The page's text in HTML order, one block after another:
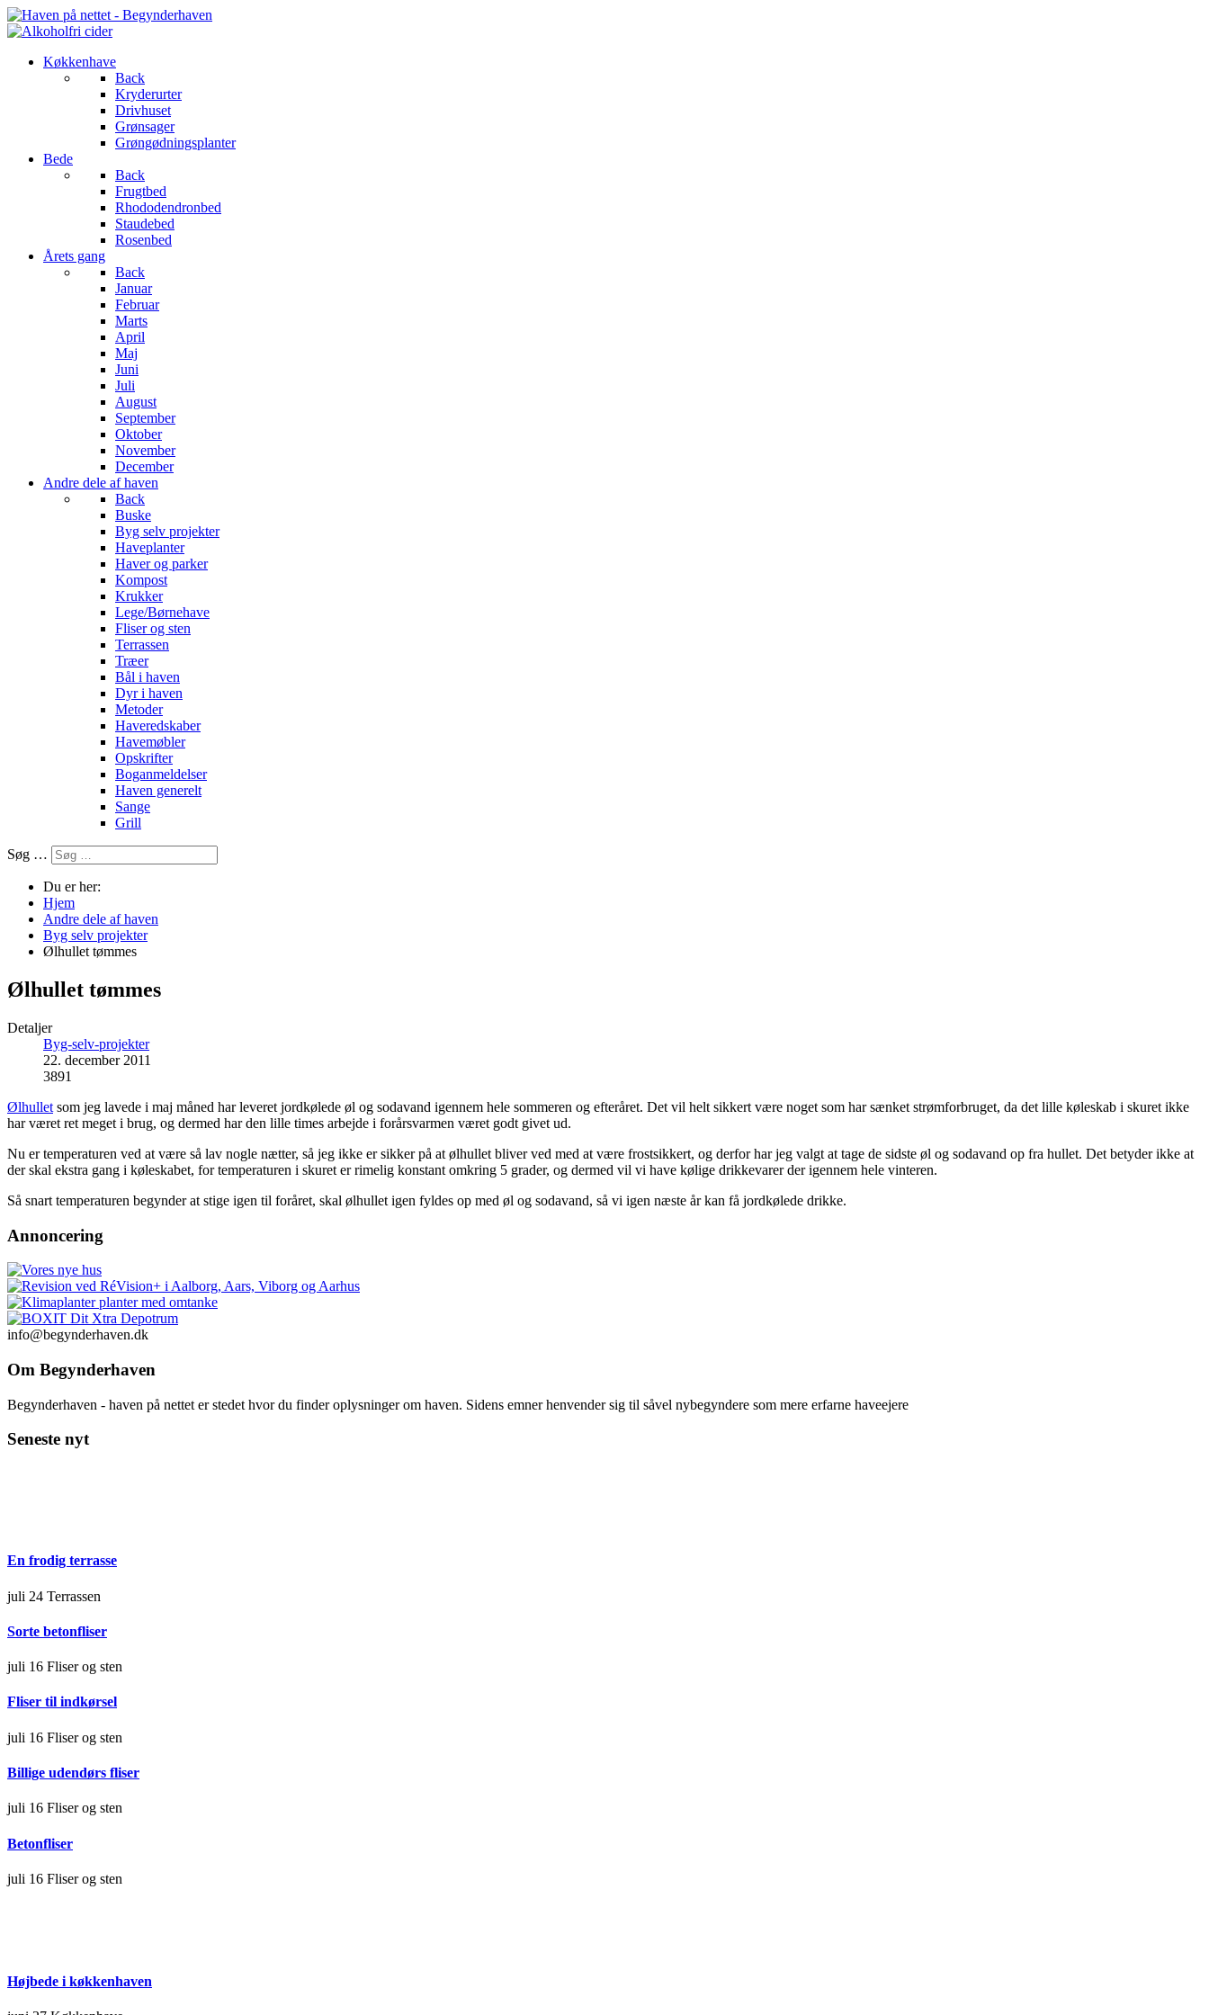
Køkkenhave
Back
Kryderurter
Drivhuset
Grønsager
Grøngødningsplanter
Bede
Back
Frugtbed
Rhododendronbed
Staudebed
Rosenbed
Årets gang
Back
Januar
Februar
Marts
April
Maj
Juni
Juli
August
September
Oktober
November
December
Andre dele af haven
Back
Buske
Byg selv projekter
Haveplanter
Haver og parker
Kompost
Krukker
Lege/Børnehave
Fliser og sten
Terrassen
Træer
Bål i haven
Dyr i haven
Metoder
Haveredskaber
Havemøbler
Opskrifter
Boganmeldelser
Haven generelt
Sange
Grill
Søg …
Du er her:
Hjem
Andre dele af haven
Byg selv projekter
Ølhullet tømmes
Ølhullet tømmes
Detaljer
Byg-selv-projekter
22. december 2011
3891
Ølhullet som jeg lavede i maj måned har leveret jordkølede øl og sodavand igennem hele sommeren og efteråret. Det vil helt sikkert være noget som har sænket strømforbruget, da det lille køleskab i skuret ikke
har været ret meget i brug, og dermed har den lille times arbejde i forårsvarmen været godt givet ud.
Nu er temperaturen ved at være så lav nogle nætter, så jeg ikke er sikker på at ølhullet bliver ved med at være frostsikkert, og derfor har jeg valgt at tage de sidste øl og sodavand op fra hullet. Det betyder ikke at
der skal ekstra gang i køleskabet, for temperaturen i skuret er rimelig konstant omkring 5 grader, og dermed vil vi have kølige drikkevarer der igennem hele vinteren.
Så snart temperaturen begynder at stige igen til foråret, skal ølhullet igen fyldes op med øl og sodavand, så vi igen næste år kan få jordkølede drikke.
Annoncering
info@begynderhaven.dk
Om Begynderhaven
Begynderhaven - haven på nettet er stedet hvor du finder oplysninger om haven. Sidens emner henvender sig til såvel nybegyndere som mere erfarne haveejere
Seneste nyt
En frodig terrasse
juli 24 Terrassen
Sorte betonfliser
juli 16 Fliser og sten
Fliser til indkørsel
juli 16 Fliser og sten
Billige udendørs fliser
juli 16 Fliser og sten
Betonfliser
juli 16 Fliser og sten
Højbede i køkkenhaven